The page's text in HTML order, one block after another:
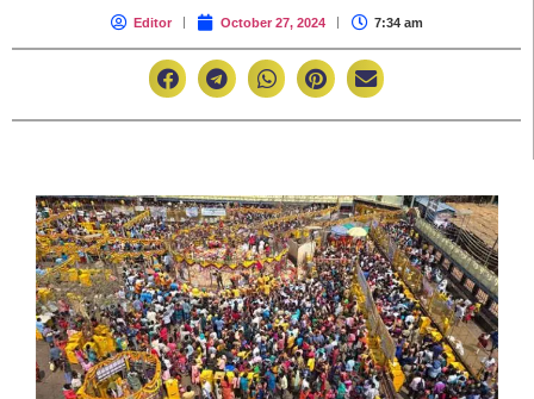
Editor October 27, 2024 7:34 am